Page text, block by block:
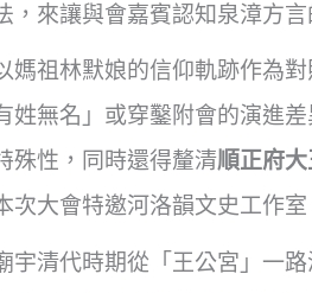
，來讓與會嘉賓認知泉漳方言
媽祖林默娘的信仰軌跡作為
姓無名」或穿鑿附會的演進
殊性，同時還得釐清順正府
次大會特邀河洛韻文史工作
宇清代時期從「王公宮」一